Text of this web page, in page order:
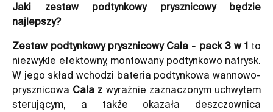
Jaki zestaw podtynkowy prysznicowy będzie
najlepszy?
Zestaw podtynkowy prysznicowy Cala - pack 3 w 1 to
niezwykle efektowny, montowany podtynkowo natrysk.
W jego skład wchodzi bateria podtynkowa wannowo-
prysznicowa Cala z wyraźnie zaznaczonym uchwytem
sterującym, a także okazała deszczownica